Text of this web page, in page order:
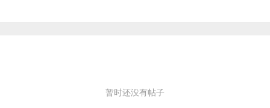
暂时还没有帖子